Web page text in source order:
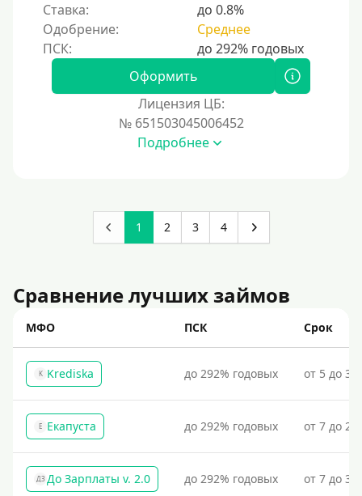
Ставка:
до 0.8%
Одобрение:
Среднее
Оформить
Лицензия ЦБ:
№ 651503045006452
Подробнее
1 2 3 4
Сравнение лучших займов
МФО ПСК Срок
K Krediska до 292% годовых от 5 до
Е Екапуста до 292% годовых от 7 до
ДЗ До Зарплаты v. 2.0 до 292% годовых от 7 до